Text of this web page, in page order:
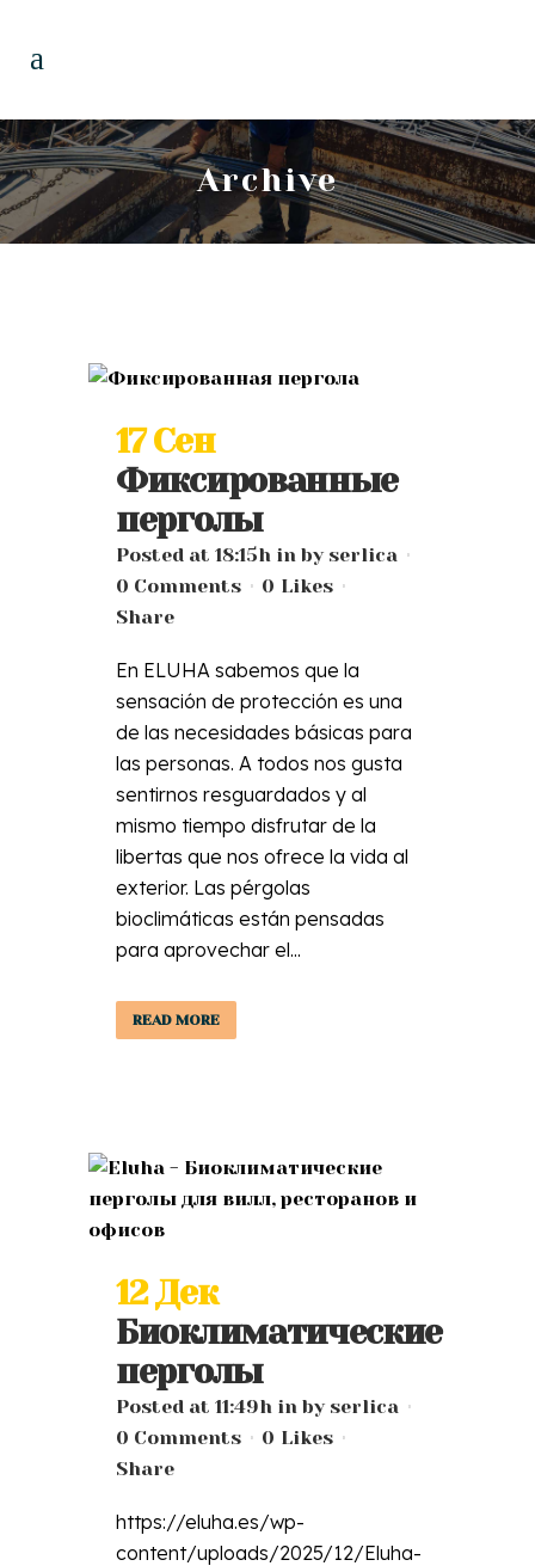
Archive
17 Сен
Фиксированные
перголы
Posted at 18:15h in by serlica
0 Comments
0 Likes
Share
En ELUHA sabemos que la
sensación de protección es una
de las necesidades básicas para
las personas. A todos nos gusta
sentirnos resguardados y al
mismo tiempo disfrutar de la
libertas que nos ofrece la vida al
exterior. Las pérgolas
bioclimáticas están pensadas
para aprovechar el...
READ MORE
12 Дек
Биоклиматические
перголы
Posted at 11:49h in by serlica
0 Comments
0 Likes
Share
https://eluha.es/wp-
content/uploads/2025/12/Eluha-